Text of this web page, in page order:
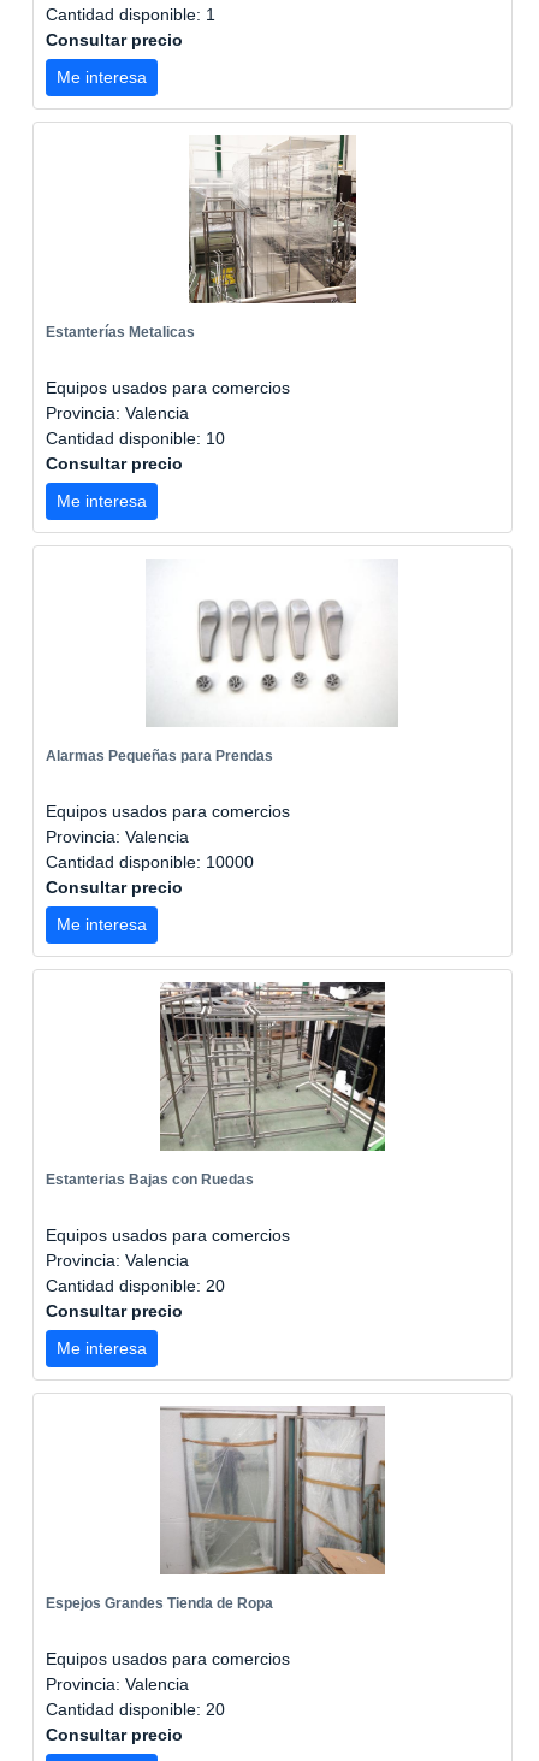
Cantidad disponible: 1
Consultar precio
Me interesa
Estanterías Metalicas
Equipos usados para comercios
Provincia: Valencia
Cantidad disponible: 10
Consultar precio
Me interesa
Alarmas Pequeñas para Prendas
Equipos usados para comercios
Provincia: Valencia
Cantidad disponible: 10000
Consultar precio
Me interesa
Estanterias Bajas con Ruedas
Equipos usados para comercios
Provincia: Valencia
Cantidad disponible: 20
Consultar precio
Me interesa
Espejos Grandes Tienda de Ropa
Equipos usados para comercios
Provincia: Valencia
Cantidad disponible: 20
Consultar precio